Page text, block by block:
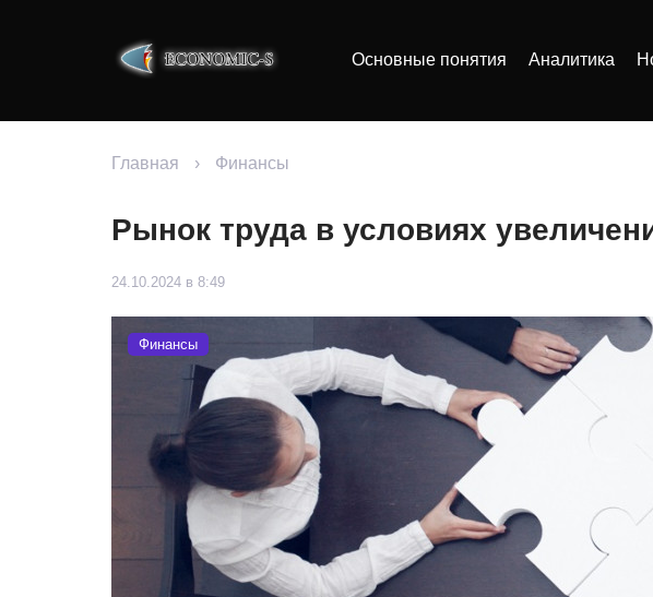
Основные понятия Аналитика
Главная › Финансы
Рынок труда в условиях
24.10.2024 в 8:49
Финансы